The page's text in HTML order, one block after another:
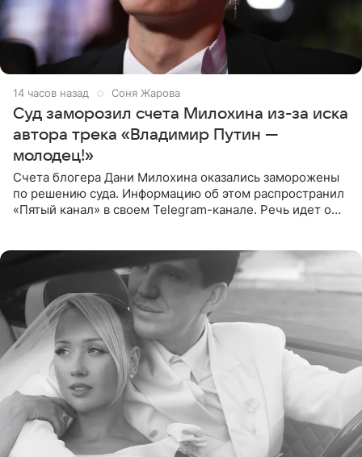
14 часов назад Соня Жарова
Суд заморозил счета Милохина из-за иска
автора трека «Владимир Путин —
молодец!»
Счета блогера Дани Милохина оказались заморожены
по решению суда. Информацию об этом распространил
«Пятый канал» в своем Telegram-канале. Речь идет о